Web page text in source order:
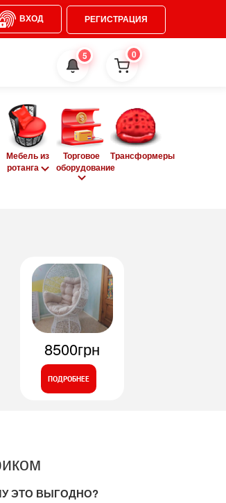
ВХОД РЕГИСТРАЦИЯ
5 0
Мебель из
ротанга
Торговое
оборудование
Трансформеры
8500грн
ПОДРОБНЕЕ
ЭТО ВЫГОДНО?